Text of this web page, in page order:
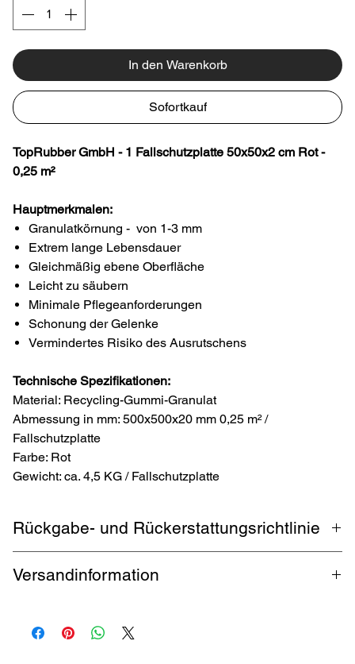
In den Warenkorb
Sofortkauf
TopRubber GmbH - 1 Fallschutzplatte 50x50x2 cm Rot -
0,25 m²
Hauptmerkmalen:
Granulatkörnung - von 1-3 mm
Extrem lange Lebensdauer
Gleichmäßig ebene Oberfläche
Leicht zu säubern
Minimale Pflegeanforderungen
Schonung der Gelenke
Vermindertes Risiko des Ausrutschens
Technische Spezifikationen:
Material: Recycling-Gummi-Granulat
Abmessung in mm: 500x500x20 mm 0,25 m² /
Fallschutzplatte
Farbe: Rot
Gewicht: ca. 4,5 KG / Fallschutzplatte
Rückgabe- und Rückerstattungsrichtlinie
Rückerstattung innerhalb 5 Werktagen.
Versandinformation